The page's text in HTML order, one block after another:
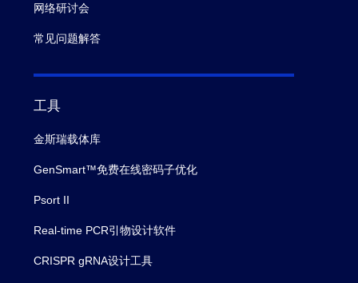
网络研讨会
常见问题解答
工具
金斯瑞载体库
GenSmart™免费在线密码子优化
Psort II
Real-time PCR引物设计软件
CRISPR gRNA设计工具